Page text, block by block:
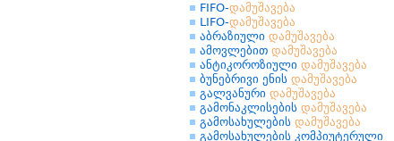
FIFO-დამუშავება
LIFO-დამუშავება
აბრაზიული დამუშავება
ამოვლებით დამუშავება
ანტიკოროზიული დამუშავება
ბუნებრივი ენის დამუშავება
გალვანური დამუშავება
გამონაკლისების დამუშავება
გამოსახულების დამუშავება
გამოსახულების კომპიუტერული